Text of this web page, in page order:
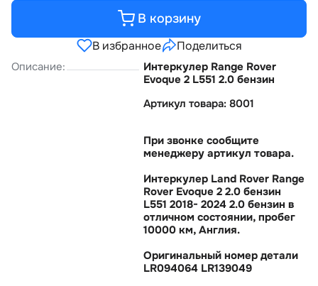
В корзину
В избранное Поделиться
Описание:
Интеркулер Range Rover
Evoque 2 L551 2.0 бензин
Артикул товара: 8001
При звонке сообщите
менеджеру артикул товара.
Интеркулер Land Rover Range
Rover Evoque 2 2.0 бензин
L551 2018- 2024 2.0 бензин
отличном состоянии, пробе
10000 км, Англия.
Оригинальный номер детали
LR094064 LR139049